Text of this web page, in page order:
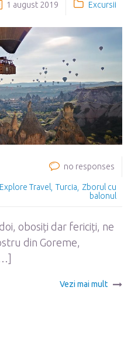
1 august 2019 Excursii
no responses
Explore Travel Turcia
Zborul cu
balonul
obosiți dar fericiți, ne
din Goreme,
Vezi mai mult